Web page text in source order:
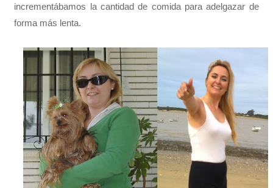
incrementábamos la cantidad de comida para adelgazar de
forma más lenta.